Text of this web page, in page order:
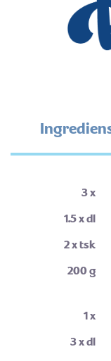
3x
1.5x dl
2x tsk
200g
1x
3x dl